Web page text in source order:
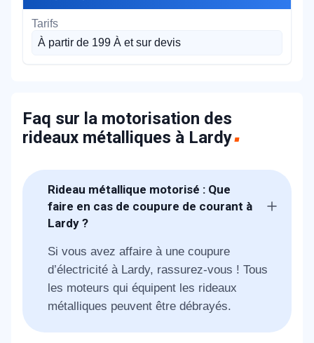
À partir de 199 À et sur devis
Faq sur la motorisation des
rideaux métalliques à Lardy
Rideau métallique motorisé : Que
faire en cas de coupure de courant à
Lardy ?
Si vous avez affaire à une coupure
d’électricité à Lardy, rassurez-vous ! Tous
les moteurs qui équipent les rideaux
métalliques peuvent être débrayés.